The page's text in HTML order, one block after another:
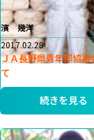
濱 幾洋
2017.02.28
ＪＡ長野県青年部協議
て
続きを見る